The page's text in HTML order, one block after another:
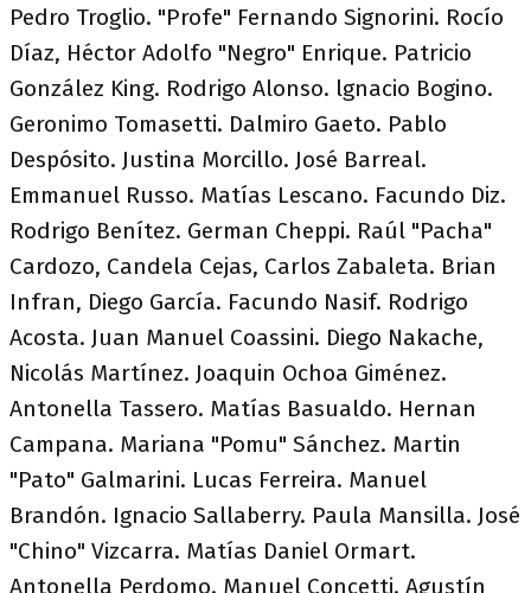
Pedro Troglio. "Profe" Fernando Signorini. Rocío
Díaz, Héctor Adolfo "Negro" Enrique. Patricio
González King. Rodrigo Alonso. lgnacio Bogino.
Geronimo Tomasetti. Dalmiro Gaeto. Pablo
Despósito. Justina Morcillo. José Barreal.
Emmanuel Russo. Matías Lescano. Facundo Diz.
Rodrigo Benítez. German Cheppi. Raúl "Pacha"
Cardozo, Candela Cejas, Carlos Zabaleta. Brian
Infran, Diego García. Facundo Nasif. Rodrigo
Acosta. Juan Manuel Coassini. Diego Nakache,
Nicolás Martínez. Joaquin Ochoa Giménez.
Antonella Tassero. Matías Basualdo. Hernan
Campana. Mariana "Pomu" Sánchez. Martin
"Pato" Galmarini. Lucas Ferreira. Manuel
Brandón. Ignacio Sallaberry. Paula Mansilla. José
"Chino" Vizcarra. Matías Daniel Ormart.
Antonella Perdomo. Manuel Concetti. Agustín